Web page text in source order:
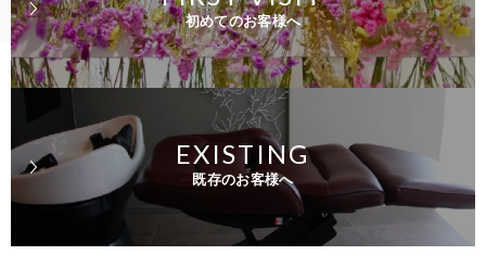
初めてのお客様へ
既存のお客様へ
EXISTING